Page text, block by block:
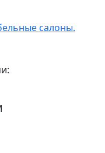
салоны.